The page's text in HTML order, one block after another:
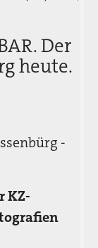
Der
heute.
-
KZ-